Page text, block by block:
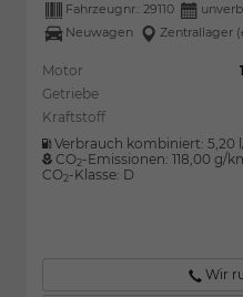
Fahrzeugnr.: 29110
Neuwagen
Zentrallager
Motor
Getriebe
Kraftstoff
Verbrauch kombiniert: 5,20
CO2-Emissionen: 118,00 g/
CO2-Klasse: D
Wir